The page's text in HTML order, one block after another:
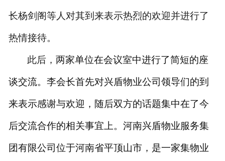
长杨剑阁等人对其到来表示热烈的欢迎并进行了
热情接待。
此后，两家单位在会议室中进行了简短的座
谈交流。 李会长首先对兴盾物业公司领导们的到
来表示感谢与欢迎，随后双方的话题集中在了今
后交流合作的相关事宜上。河南兴盾物业服务集
团有限公司位于河南省平顶山市，是一家集物业